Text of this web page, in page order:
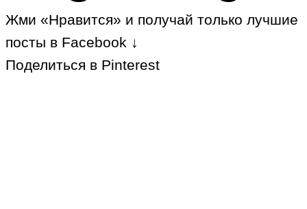
Жми «Нравится» и получай только лучшие
посты в Facebook ↓
Поделиться в Pinterest